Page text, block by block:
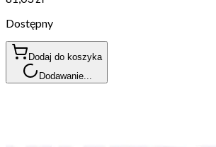
Dostępny
Dodaj do koszyka
Dodawanie...